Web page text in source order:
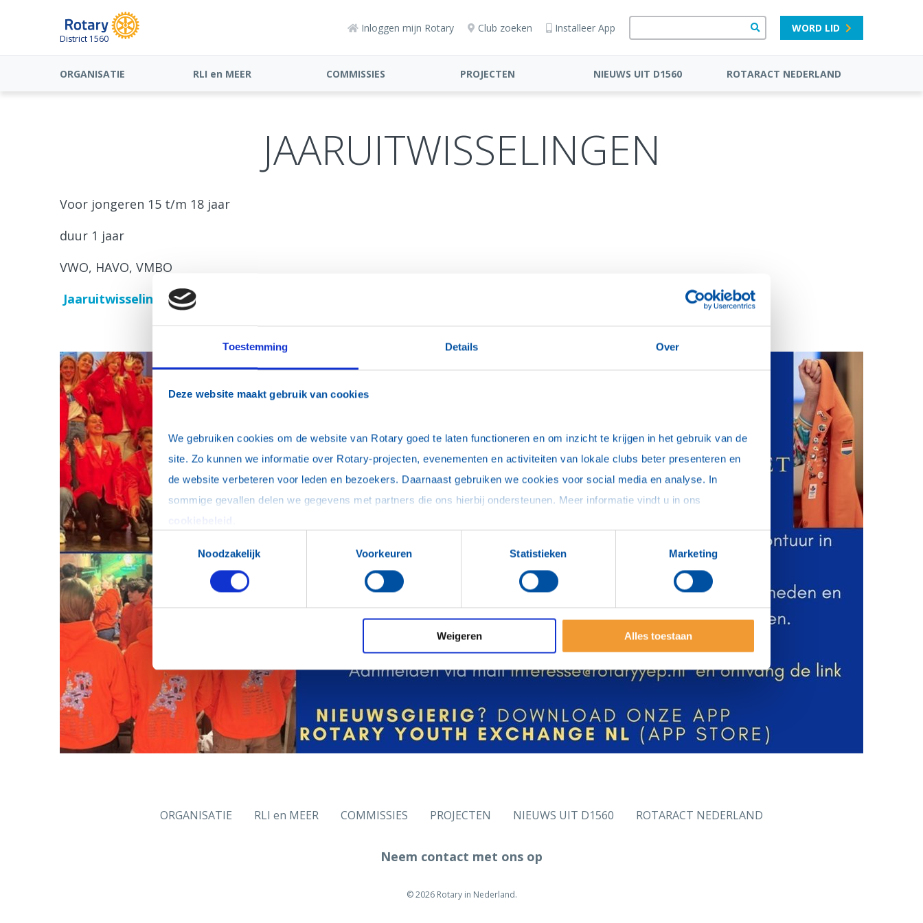
Toestemming Details Over
Deze website maakt gebruik van cookies
We gebruiken cookies om de website van Rotary goed te laten functioneren en om inzicht te krijgen in het gebruik van de
site. Zo kunnen we informatie over Rotary-projecten, evenementen en activiteiten van lokale clubs beter presenteren en
de website verbeteren voor leden en bezoekers. Daarnaast gebruiken we cookies voor social media en analyse. In
Noodzakelijk
Voorkeuren Statistieken Marketing
Weigeren Alles toestaan
District 1560
Inloggen mijn Rotary Club zoeken Installeer App WORD LID
ORGANISATIE RLI en MEER COMMISSIES PROJECTEN NIEUWS UIT D1560 ROTARACT NEDERLAND
JAARUITWISSELINGEN
Voor jongeren 15 t/m 18 jaar
duur 1 jaar
VWO, HAVO, VMBO
Jaaruitwisseling (long term exchange program)
ORGANISATIE RLI en MEER COMMISSIES PROJECTEN NIEUWS UIT D1560 ROTARACT NEDERLAND
Neem contact met ons op
© 2026 Rotary in Nederland.